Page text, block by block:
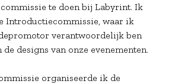
te doen bij Labyrint. Ik
Introductiecommissie, waar ik
verantwoordelijk ben
designs van onze evenementen.
organiseerde ik de